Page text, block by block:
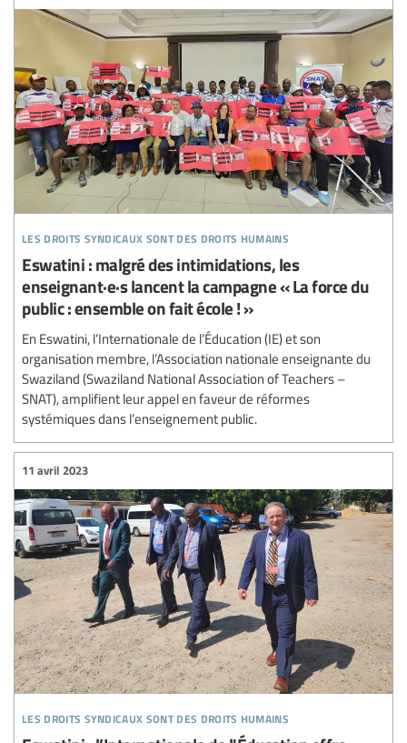
les droits syndicaux sont des droits humains
Eswatini : malgré des intimidations, les
enseignant·e·s lancent la campagne « La force du
public : ensemble on fait école ! »
En Eswatini, l’Internationale de l’Éducation (IE) et son
organisation membre, l’Association nationale enseignante du
Swaziland (Swaziland National Association of Teachers –
SNAT), amplifient leur appel en faveur de réformes
systémiques dans l’enseignement public.
les droits syndicaux sont des droits humains
11 avril 2023